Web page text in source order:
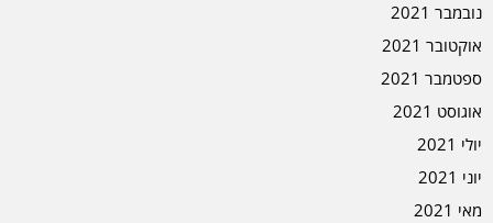
נובמבר 2021
אוקטובר 2021
ספטמבר 2021
אוגוסט 2021
יולי 2021
יוני 2021
מאי 2021